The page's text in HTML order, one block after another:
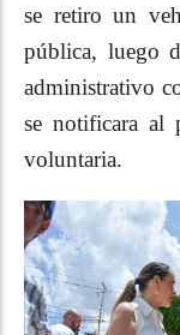
se retiro un
pública, luego
administrativo
se notificara al
voluntaria.